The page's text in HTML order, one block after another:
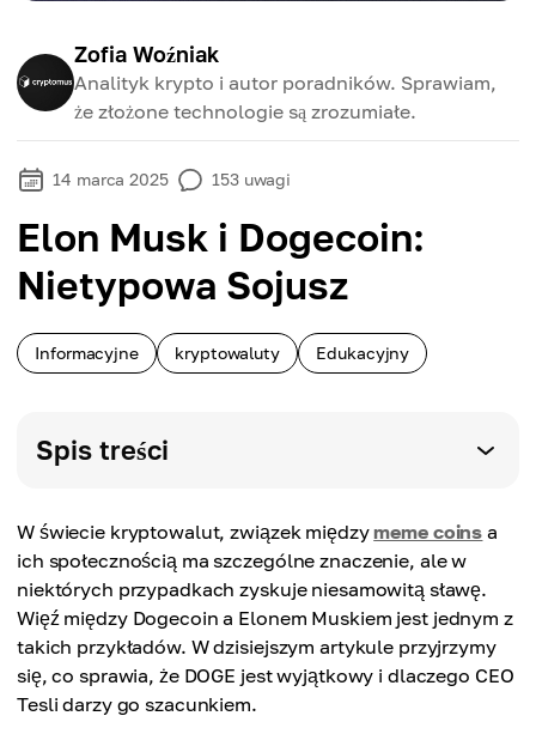
Zofia Woźniak
Analityk krypto i autor poradników. Sprawiam,
że złożone technologie są zrozumiałe.
14 marca 2025 153 uwagi
Elon Musk i Dogecoin:
Nietypowa Sojusz
Informacyjne kryptowaluty Edukacyjny
Spis treści
W świecie kryptowalut, związek międzymeme coins a
ich społecznością ma szczególne znaczenie, ale w
niektórych przypadkach zyskuje niesamowitą sławę.
Więź między Dogecoin a Elonem Muskiem jest jednym z
takich przykładów. W dzisiejszym artykule przyjrzymy
się, co sprawia, że DOGE jest wyjątkowy i dlaczego CEO
Tesli darzy go szacunkiem.